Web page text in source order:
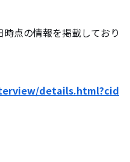
点の情報を掲載しており
details.html?cid